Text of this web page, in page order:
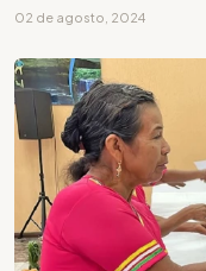
02 de agosto, 2024